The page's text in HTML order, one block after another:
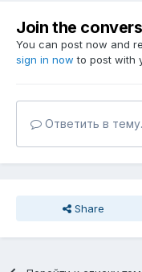
Join the
You can post now and
sign in now to post with
Ответить в
Share